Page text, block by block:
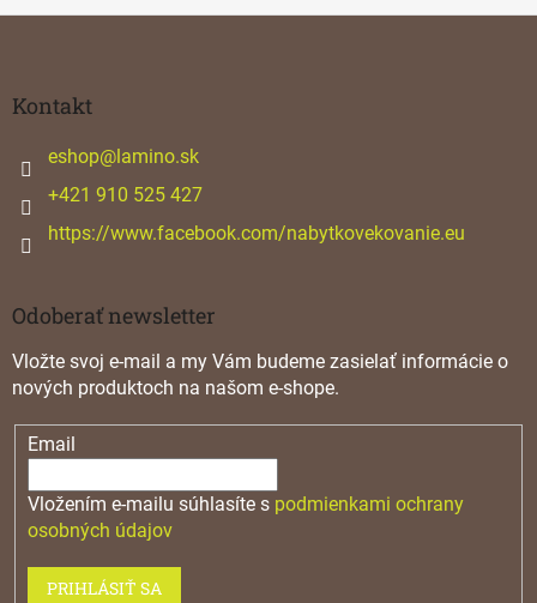
Kontakt
eshop@lamino.sk
+421 910 525 427
https://www.facebook.com/nabytkovekovanie.eu
Odoberať newsletter
Vložte svoj e-mail a my Vám budeme zasielať informácie o
nových produktoch na našom e-shope.
Email
Vložením e-mailu súhlasíte s podmienkami ochrany
osobných údajov
PRIHLÁSIŤ SA